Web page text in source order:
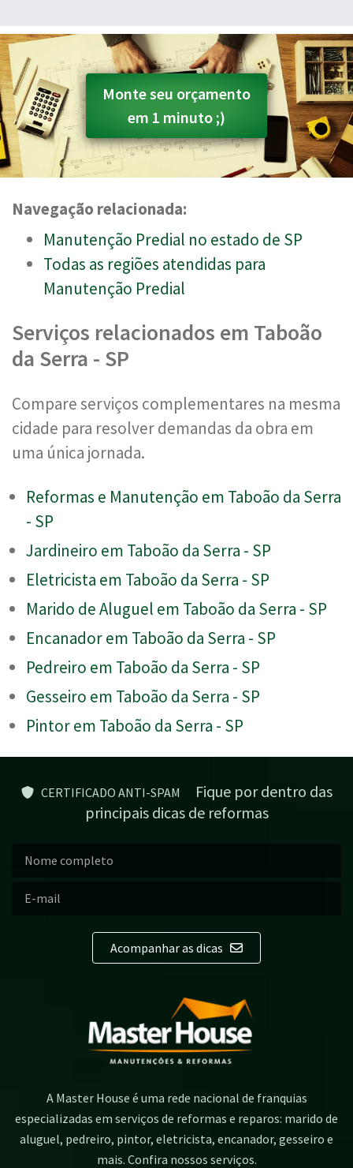
Monte seu orçamento
em 1 minuto ;)
Navegação relacionada:
Manutenção Predial no estado de SP
Todas as regiões atendidas para
Manutenção Predial
Serviços relacionados em Taboão
da Serra - SP
Compare serviços complementares na mesma
cidade para resolver demandas da obra em
uma única jornada.
Reformas e Manutenção em Taboão da Serra
- SP
Jardineiro em Taboão da Serra - SP
Eletricista em Taboão da Serra - SP
Marido de Aluguel em Taboão da Serra - SP
Encanador em Taboão da Serra - SP
Pedreiro em Taboão da Serra - SP
Gesseiro em Taboão da Serra - SP
Pintor em Taboão da Serra - SP
CERTIFICADO ANTI-SPAM
Fique por dentro das
principais dicas de reformas
Acompanhar as dicas
A Master House é uma rede nacional de franquias
especializadas em serviços de reformas e reparos: marido de
aluguel, pedreiro, pintor, eletricista, encanador, gesseiro e
mais. Confira nossos serviços.